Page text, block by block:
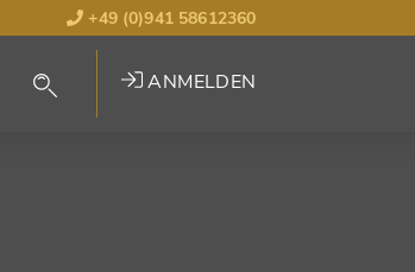
+49 (0)941 58612360
ANMELDEN